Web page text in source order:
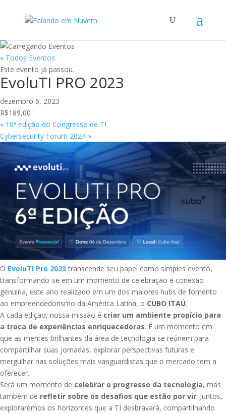
« Todos Eventos
Este evento já passou.
EvoluTI PRO 2023
dezembro 6, 2023
R$189,00
« 10ª edição do Congresso de TI
Cybersecurity Forum 2024 »
O EvoluTI Pro 2023 transcende seu papel como simples evento,
transformando-se em um momento de celebração e conexão
genuína, este ano realizado em um dos maiores hubs de fomento
ao empreendedorismo da América Latina, o CUBO ITAÚ.
A cada edição, nossa missão é criar um ambiente propício para
a troca de experiências enriquecedoras. É um momento em
que as mentes brilhantes da área de tecnologia se reúnem para
compartilhar suas jornadas, explorar perspectivas futuras e
mergulhar nas soluções mais vanguardistas que o mercado tem a
oferecer.
Será um momento de celebrar o progresso da tecnologia, mas
também de refletir sobre os desafios que estão por vir. Juntos,
exploraremos os horizontes que a TI desbravará, compartilhando